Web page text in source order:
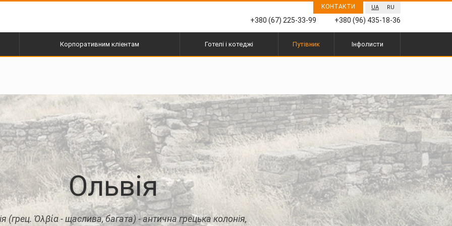
UA RU
КОНТАКТИ
+380 (67) 225-33-99 +380 (96) 435-18-36
Корпоративним кліентам Готелі і котеджі Путівник Інфолисти
Ольвія
(грец. Ὀλβία - щаслива, багата) - антична грецька колонія,